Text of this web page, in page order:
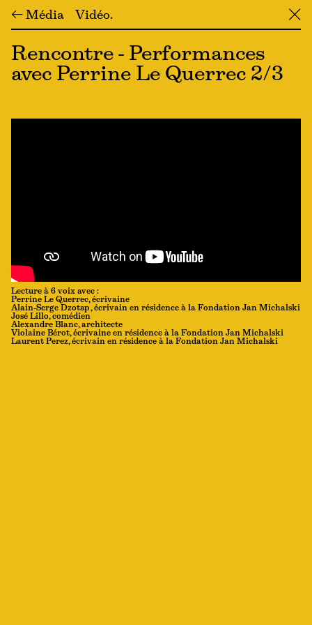
← Média Vidéo ╳
Rencontre - Performances
avec Perrine Le Querrec 2/3
Lecture à 6 voix avec :
Perrine Le Querrec, écrivaine
Alain-Serge Dzotap , écrivain en résidence à la Fondation Jan Michalski
José Lillo, comédien
Alexandre Blanc, architecte
Violaine Bérot, écrivaine en résidence à la Fondation Jan Michalski
Laurent Perez, écrivain en résidence à la Fondation Jan Michalski